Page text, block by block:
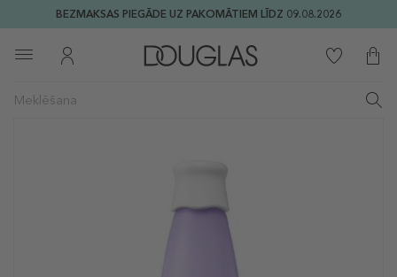
BEZMAKSAS PIEGĀDE UZ PAKOMĀTIEM LĪDZ 09.08.2026